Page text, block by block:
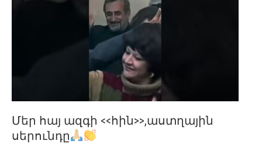
Մեր հայ ազգի <<հին>>,աստղային
սերունդը